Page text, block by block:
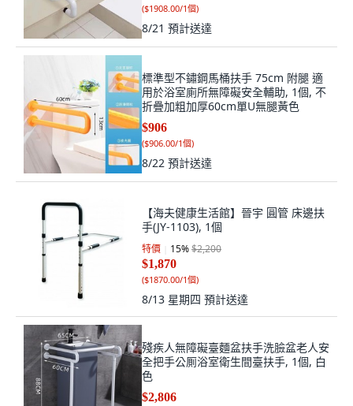
($1908.00/1個)
8/21 預計送達
標準型不鏽鋼馬桶扶手 75cm 附腿 適
用於浴室廁所無障礙安全輔助, 1個, 不
折疊加粗加厚60cm單U無腿黃色
$906
($906.00/1個)
8/22 預計送達
【海夫健康生活館】晉宇 圓管 床邊扶
手(JY-1103), 1個
特價 15%$2,200
$1,870
($1870.00/1個)
8/13 星期四 預計送達
殘疾人無障礙臺麵盆扶手洗臉盆老人安
全把手公厠浴室衛生間臺扶手, 1個, 白
色
$2,806